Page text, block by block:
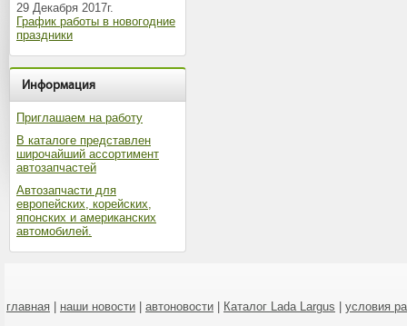
29 Декабря 2017г.
График работы в новогодние
праздники
Информация
Приглашаем на работу
В каталоге представлен
широчайший ассортимент
автозапчастей
Автозапчасти для
европейских, корейских,
японских и американских
автомобилей.
главная наши новости автоновости Каталог Lada Largus
условия